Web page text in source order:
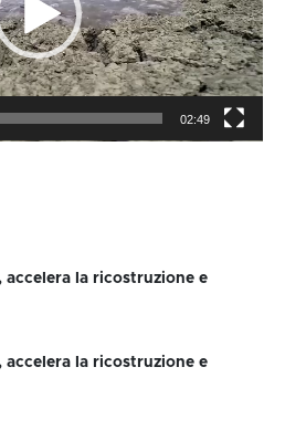
02:49
accelera la ricostruzione e
accelera la ricostruzione e